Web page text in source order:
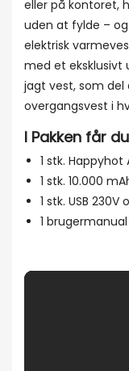
eller på kontoret,
uden at fylde –
elektrisk
med et eksklusivt
jagt vest, som del
overgangsvest i
I Pakken får du
1 stk.
1 stk. 10.000
1 stk. USB 230V
1 brugermanual